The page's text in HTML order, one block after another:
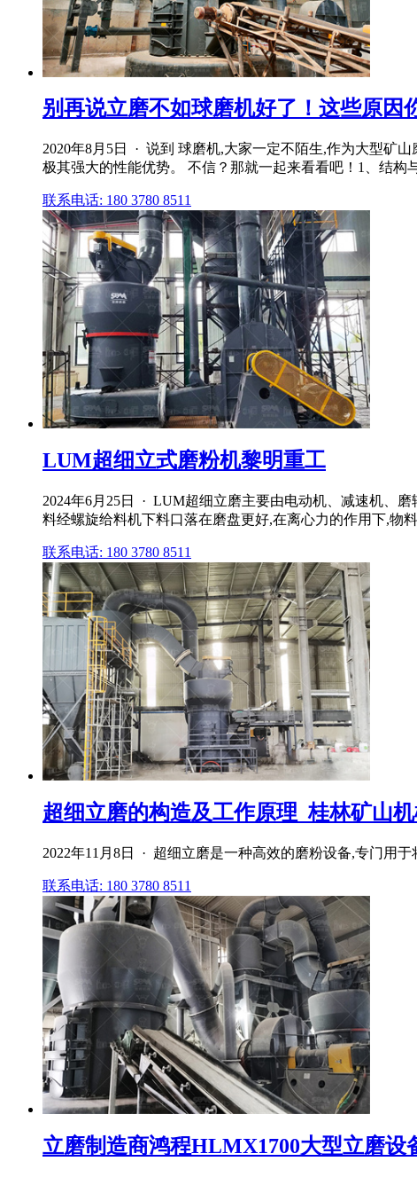
别再说立磨不如球磨机好了！这些原因
2020年8月5日 · 说到 球磨机,大家一定不陌生,作为大型矿
极其强大的性能优势。 不信？那就一起来看看吧！1、结
联系电话: 180 3780 8511
LUM超细立式磨粉机黎明重工
2024年6月25日 · LUM超细立磨主要由电动机、减速机、
料经螺旋给料机下料口落在磨盘更好,在离心力的作用下,物
联系电话: 180 3780 8511
超细立磨的构造及工作原理_桂林矿山机
2022年11月8日 · 超细立磨是一种高效的磨粉设备,专门用
联系电话: 180 3780 8511
立磨制造商鸿程HLMX1700大型立磨设